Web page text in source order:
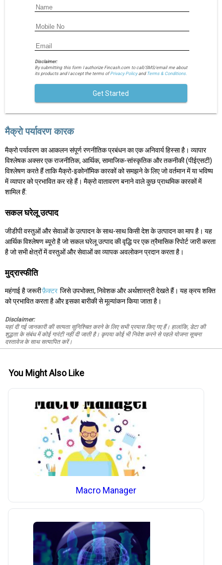
Disclaimer:
By submitting this form I authorize Fincash.com to call/SMS/email me about
its products and I accept the terms ofPrivacy Policyand Terms & Conditions.
Get Started
मैक्रो पर्यावरण कारक
मैक्रो पर्यावरण का आकलन संपूर्ण रणनीतिक प्रबंधन का एक अनिवार्य हिस्सा है। व्यापार
विश्लेषक अक्सर एक राजनीतिक, आर्थिक, सामाजिक-सांस्कृतिक और तकनीकी (पीईएसटी)
विश्लेषण करते हैं ताकि मैक्रो-इकोनॉमिक कारकों को समझने के लिए जो वर्तमान में या भविष्य
में व्यापार को प्रभावित कर रहे हैं। मैक्रो वातावरण बनाने वाले कुछ प्राथमिक कारकों में
शामिल हैं:
सकल घरेलू उत्पाद
जीडीपी वस्तुओं और सेवाओं के उत्पादन के साथ-साथ किसी देश के उत्पादन का माप है। यह
आर्थिक विश्लेषण ब्यूरो है जो सकल घरेलू उत्पाद की वृद्धि पर एक त्रैमासिक रिपोर्ट जारी करता
है जो सभी क्षेत्रों में वस्तुओं और सेवाओं का व्यापक अवलोकन प्रदान करता है।
मुद्रास्फीति
महंगाई है जरूरीफ़ैक्टर जिसे उपभोक्ता, निवेशक और अर्थशास्त्री देखते हैं। यह क्रय शक्ति
को प्रभावित करता है और इसका बारीकी से मूल्यांकन किया जाता है।
Disclaimer:
यहां दी गई जानकारी की सत्यता सुनिश्चित करने के लिए सभी प्रयास किए गए हैं। हालांकि, डेटा की
शुद्धता के संबंध में कोई गारंटी नहीं दी जाती है। कृपया कोई भी निवेश करने से पहले योजना सूचना
दस्तावेज के साथ सत्यापित करें।
You Might Also Like
Macro Manager